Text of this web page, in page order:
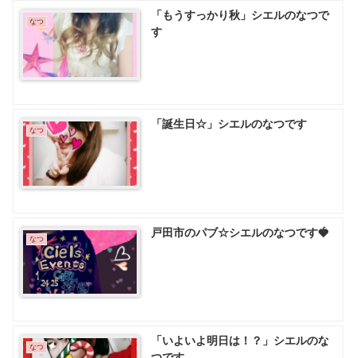
なつ
「もうすっかり秋」シエルのなつで
す
なつ 「誕生日☆」シエルのなつです
なつ 戸田市のパブ☆シエルのなつです🍓
なつ
「いよいよ明日は！？」シエルのな